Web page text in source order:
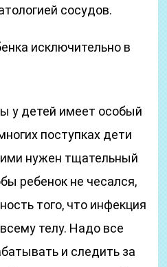
сосудов.
исключительно в
у детей имеет особый
поступках дети
нужен тщательный
ребенок не чесался,
того, что инфекция
телу. Надо все
и следить за